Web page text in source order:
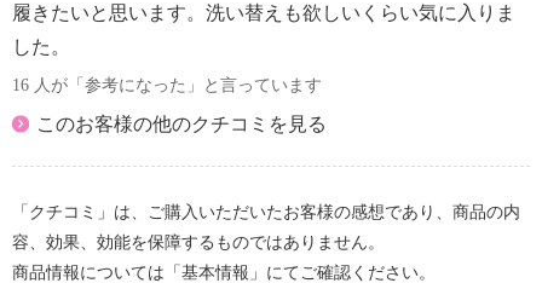
履きたいと思います。洗い替えも欲しいくらい気に入りま
した。
16 人が「参考になった」と言っています
このお客様の他のクチコミを見る
「クチコミ」は、ご購入いただいたお客様の感想であり、商品の内
容、効果、効能を保障するものではありません。
商品情報については「基本情報」にてご確認ください。